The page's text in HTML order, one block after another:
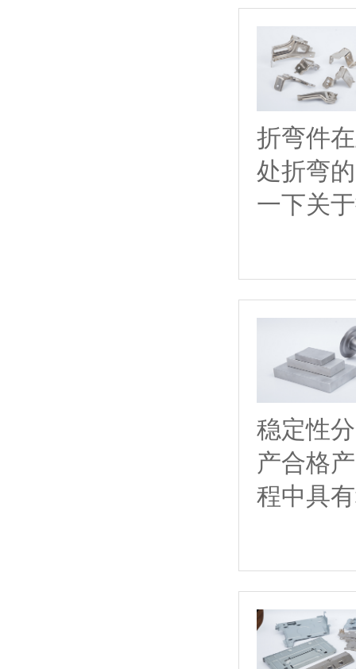
折弯件
处折弯
一下关
稳定性
产合格
程中具